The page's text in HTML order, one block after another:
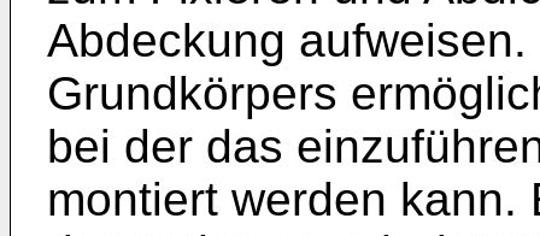
Abdeckung
Grundkörpers
bei der das
montiert werden kann.